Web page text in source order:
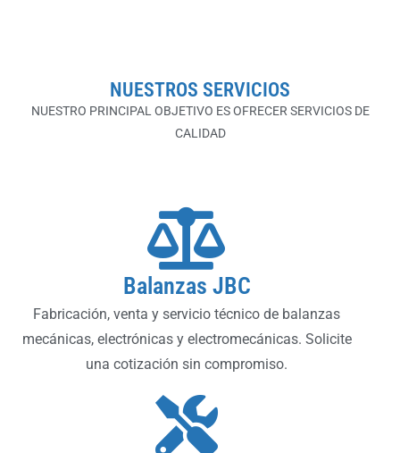
NUESTROS SERVICIOS
NUESTRO PRINCIPAL OBJETIVO ES OFRECER SERVICIOS DE
CALIDAD
Balanzas JBC
Fabricación, venta y servicio técnico de balanzas
mecánicas, electrónicas y electromecánicas. Solicite
una cotización sin compromiso.